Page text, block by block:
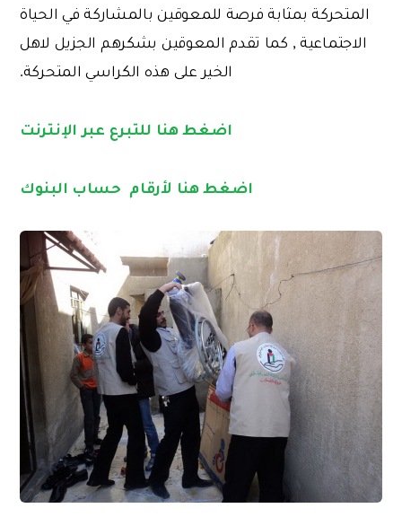
المتحركة بمثابة فرصة للمعوقين بالمشاركة في الحياة
الاجتماعية , كما تقدم المعوقين بشكرهم الجزيل لاهل
الخير على هذه الكراسي المتحركة.
اضغط هنا للتبرع عبر الإنترنت
اضغط هنا لأرقام حساب البنوك